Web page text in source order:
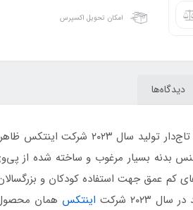
امکان تحویل اکسپرس
دیدگاه‌ها
طرح قو مدل جدید تاج‌دار
بدنه بسیار مرغوب و ساخته شده از
شرکت
اینتکس همان